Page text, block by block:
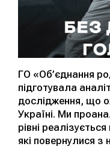
ГО «Об’єднання
підготувала
дослідження, що
Україні. Ми
рівні
які повернулися з